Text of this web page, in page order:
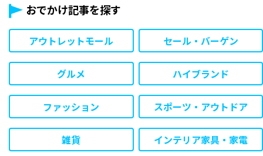
おでかけ記事を探す
アウトレットモール セール・バーゲン
グルメ ハイブランド
ファッション スポーツ・アウトドア
雑貨 インテリア家具・家電